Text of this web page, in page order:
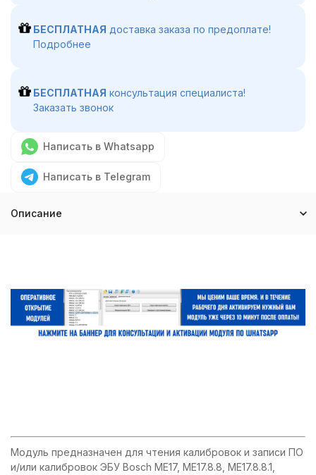
БЕСПЛАТНАЯ доставка заказа по предоплате!
Подробнее
БЕСПЛАТНАЯ консультация специалиста!
Заказать звонок
Написать в Whatsapp
Написать в Telegram
Описание
Модуль предназначен для чтения калибровок и записи ПО
и/или калибровок ЭБУ Bosch ME17, ME17.8.8, ME17.8.8.1,